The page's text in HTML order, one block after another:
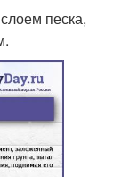
песка,